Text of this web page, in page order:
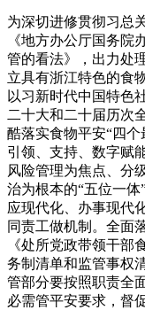
为深切进修贯彻习总
《地方办公厅国务院
管的看法》，出力处
立具有浙江特色的食
以习新时代中国特色
二十大和二十届历次
酷落实食物平安“四
引领、支持、数字赋
风险管理为焦点、分
治为根本的“五位一
应现代化、办事现代
同责工做机制。全面
《处所党政带领干部
务制清单和监管事权
管部分要按照职责全
必需管平安要求，督